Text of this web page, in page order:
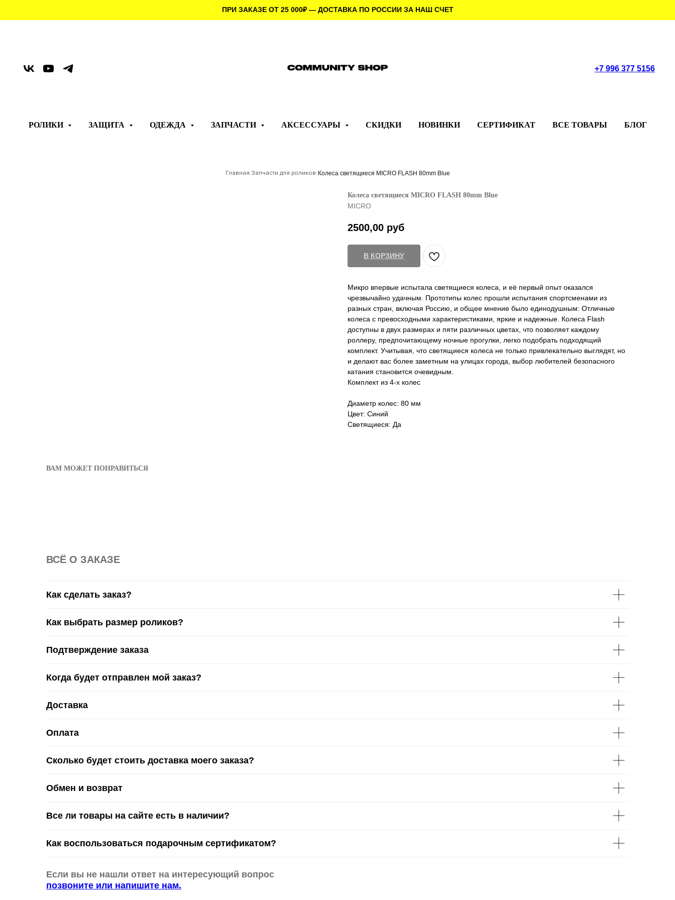
ПРИ ЗАКАЗЕ ОТ 25 000₽— ДОСТАВКА ПО РОССИИ ЗА НАШ СЧЕТ
+7 996 377 5156
РОЛИКИ ЗАЩИТА ОДЕЖДА ЗАПЧАСТИ АКСЕССУАРЫ СКИДКИ НОВИНКИ СЕРТИФИКАТ ВСЕ ТОВАРЫ БЛОГ
Главная/Запчасти для роликов/ Колеса светящиеся MICRO FLASH 80mm Blue
Колеса светящиеся MICRO FLASH 80mm Blue
MICRO
2500,00 руб
В КОРЗИНУ
Микро впервые испытала светящиеся колеса, и её первый опыт оказался
чрезвычайно удачным. Прототипы колес прошли испытания спортсменами из
разных стран, включая Россию, и общее мнение было единодушным: Отличные
колеса с превосходными характеристиками, яркие и надежные. Колеса Flash
доступны в двух размерах и пяти различных цветах, что позволяет каждому
роллеру, предпочитающему ночные прогулки, легко подобрать подходящий
комплект. Учитывая, что светящиеся колеса не только привлекательно выглядят, но
и делают вас более заметным на улицах города, выбор любителей безопасного
катания становится очевидным.
Комплект из 4-х колес
Диаметр колес: 80 мм
Цвет: Синий
Светящиеся: Да
ВАМ МОЖЕТ ПОНРАВИТЬСЯ
ВСË О ЗАКАЗЕ
Как сделать заказ?
Как выбрать размер роликов?
Подтверждение заказа
Когда будет отправлен мой заказ?
Доставка
Оплата
Сколько будет стоить доставка моего заказа?
Обмен и возврат
Все ли товары на сайте есть в наличии?
Как воспользоваться подарочным сертификатом?
Если вы не нашли ответ на интересующий вопрос
позвоните или напишите нам.